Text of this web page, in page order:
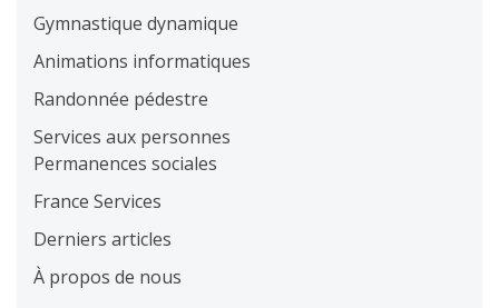
Gymnastique dynamique
Animations informatiques
Randonnée pédestre
Services aux personnes
Permanences sociales
France Services
Derniers articles
À propos de nous